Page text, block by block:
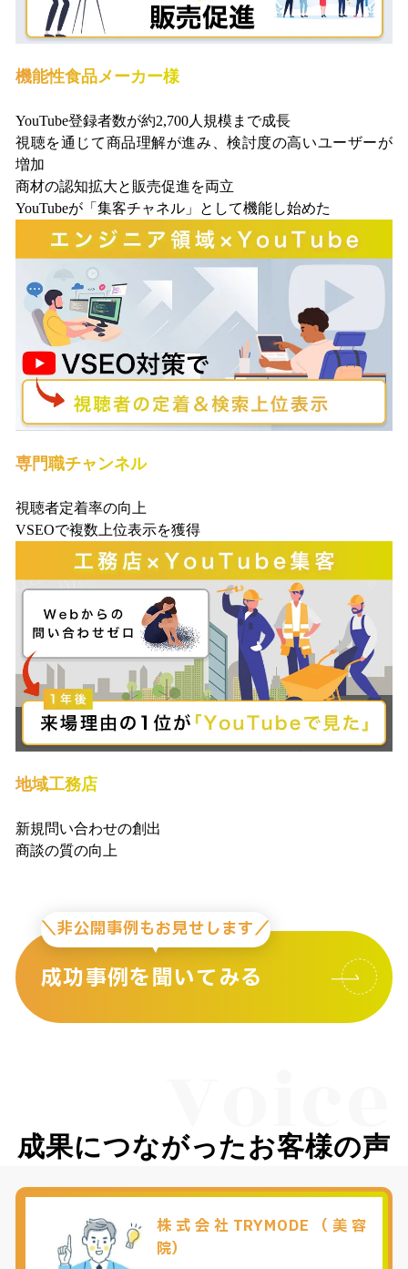
機能性食品メーカー様
YouTube登録者数が約2,700人規模まで成長
視聴を通じて商品理解が進み、検討度の高いユーザーが
増加
商材の認知拡大と販売促進を両立
YouTubeが「集客チャネル」として機能し始めた
専門職チャンネル
視聴者定着率の向上
VSEOで複数上位表示を獲得
地域工務店
新規問い合わせの創出
商談の質の向上
＼非公開事例もお見せします／
成功事例を聞いてみる
Voice
成果につながったお客様の声
株式会社TRYMODE（美容
院）